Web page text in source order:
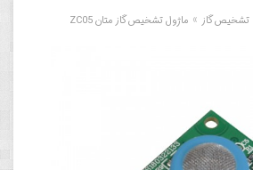
تشخیص گاز » ماژول تشخیص گاز متان ZC05